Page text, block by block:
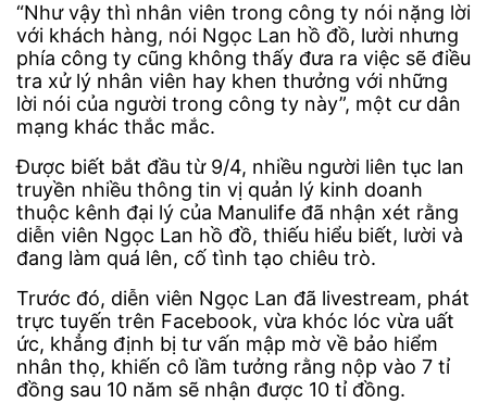
“Như vậy thì nhân viên trong công ty nói nặng lời
với khách hàng, nói Ngọc Lan hồ đồ, lười nhưng
phía công ty cũng không thấy đưa ra việc sẽ điều
tra xử lý nhân viên hay khen thưởng với những
lời nói của người trong công ty này”, một cư dân
mạng khác thắc mắc.
Được biết bắt đầu từ 9/4, nhiều người liên tục lan
truyền nhiều thông tin vị quản lý kinh doanh
thuộc kênh đại lý của Manulife đã nhận xét rằng
diễn viên Ngọc Lan hồ đồ, thiếu hiểu biết, lười và
đang làm quá lên, cố tình tạo chiêu trò.
Trước đó, diễn viên Ngọc Lan đã livestream, phát
trực tuyến trên Facebook, vừa khóc lóc vừa uất
ức, khẳng định bị tư vấn mập mờ về bảo hiểm
nhân thọ, khiến cô lầm tưởng rằng nộp vào 7 tỉ
đồng sau 10 năm sẽ nhận được 10 tỉ đồng.